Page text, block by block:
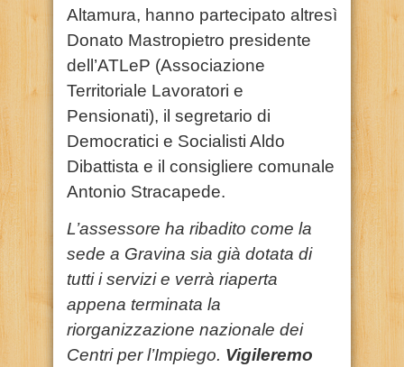
Altamura, hanno partecipato altresì
Donato Mastropietro presidente
dell’ATLeP (Associazione
Territoriale Lavoratori e
Pensionati), il segretario di
Democratici e Socialisti Aldo
Dibattista e il consigliere comunale
Antonio Stracapede.
L’assessore ha ribadito come la
sede a Gravina sia già dotata di
tutti i servizi e verrà riaperta
appena terminata la
riorganizzazione nazionale dei
Centri per l’Impiego. Vigileremo